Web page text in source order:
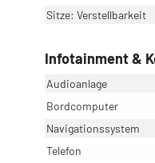
Sitze: Verstellbarkeit
Infotainment &
Audioanlage
Bordcomputer
Navigationssystem
Telefon